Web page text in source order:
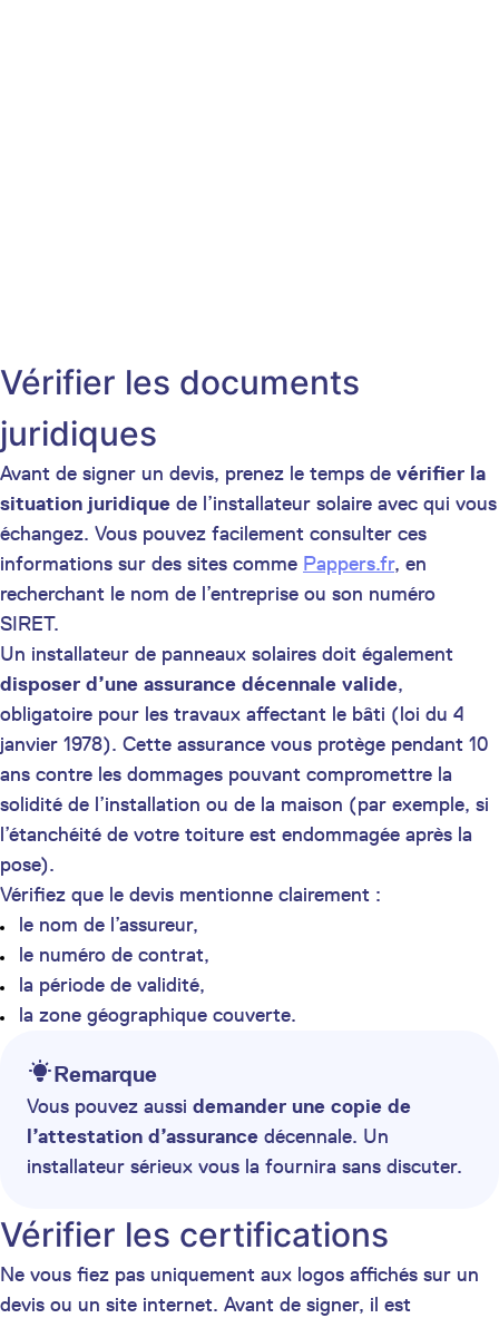
Vérifier les documents
juridiques
Avant de signer un devis, prenez le temps de vérifier la
situation juridique de l’installateur solaire avec qui vous
échangez. Vous pouvez facilement consulter ces
informations sur des sites comme Pappers.fr, en
recherchant le nom de l’entreprise ou son numéro
SIRET.
Un installateur de panneaux solaires doit également
disposer d’une assurance décennale valide,
obligatoire pour les travaux affectant le bâti (loi du 4
janvier 1978). Cette assurance vous protège pendant 10
ans contre les dommages pouvant compromettre la
solidité de l’installation ou de la maison (par exemple, si
l’étanchéité de votre toiture est endommagée après la
pose).
Vérifiez que le devis mentionne clairement :
le nom de l’assureur,
le numéro de contrat,
la période de validité,
la zone géographique couverte.
Remarque
Vous pouvez aussi demander une copie de
l’attestation d’assurance décennale. Un
installateur sérieux vous la fournira sans discuter.
Vérifier les certifications
Ne vous fiez pas uniquement aux logos affichés sur un
devis ou un site internet. Avant de signer, il est